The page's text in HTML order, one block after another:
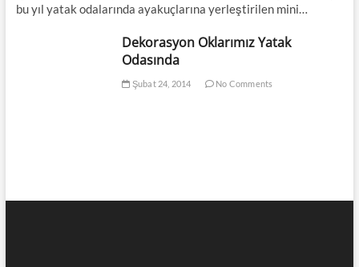
bu yıl yatak odalarında ayakuçlarına yerleştirilen mini…
Dekorasyon Oklarımız Yatak
Odasında
Şubat 24, 2014 No Comments